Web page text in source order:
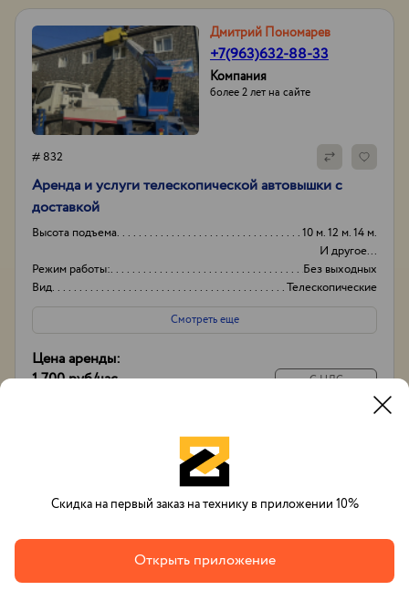
Дмитрий Пономарев
+7(963)632-88-33
Компания
более 2 лет на сайте
# 832
Аренда и услуги телескопической автовышки с
доставкой
Высота подъема
10 м. 12 м. 14 м.
И другое...
Режим работы:
Без выходных
Вид
Телескопические
Высота вышки
17м
Смотреть еще
Цена аренды:
1 700 руб/час
С НДС
Позвонить
Вячеслав Тихонов
Скидка на первый заказ на технику в приложении 10%
Открыть приложение